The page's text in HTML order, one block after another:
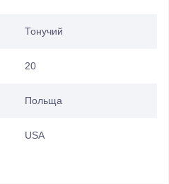
Тонучий
20
Польща
USA